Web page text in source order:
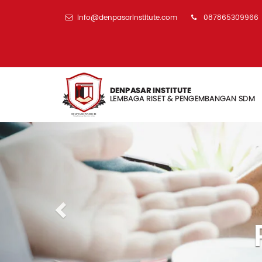
info@denpasarinstitute.com 087865309966
Previous